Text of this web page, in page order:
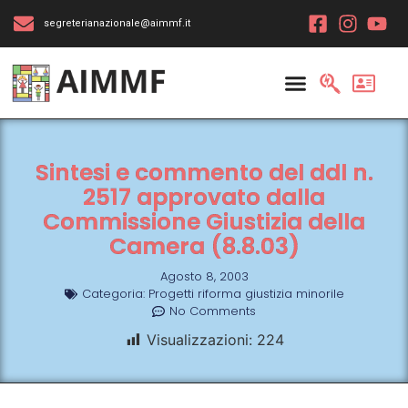
segreterianazionale@aimmf.it
Sintesi e commento del ddl n.
2517 approvato dalla
Commissione Giustizia della
Camera (8.8.03)
Agosto 8, 2003
Categoria: Progetti riforma giustizia minorile
No Comments
Visualizzazioni: 224